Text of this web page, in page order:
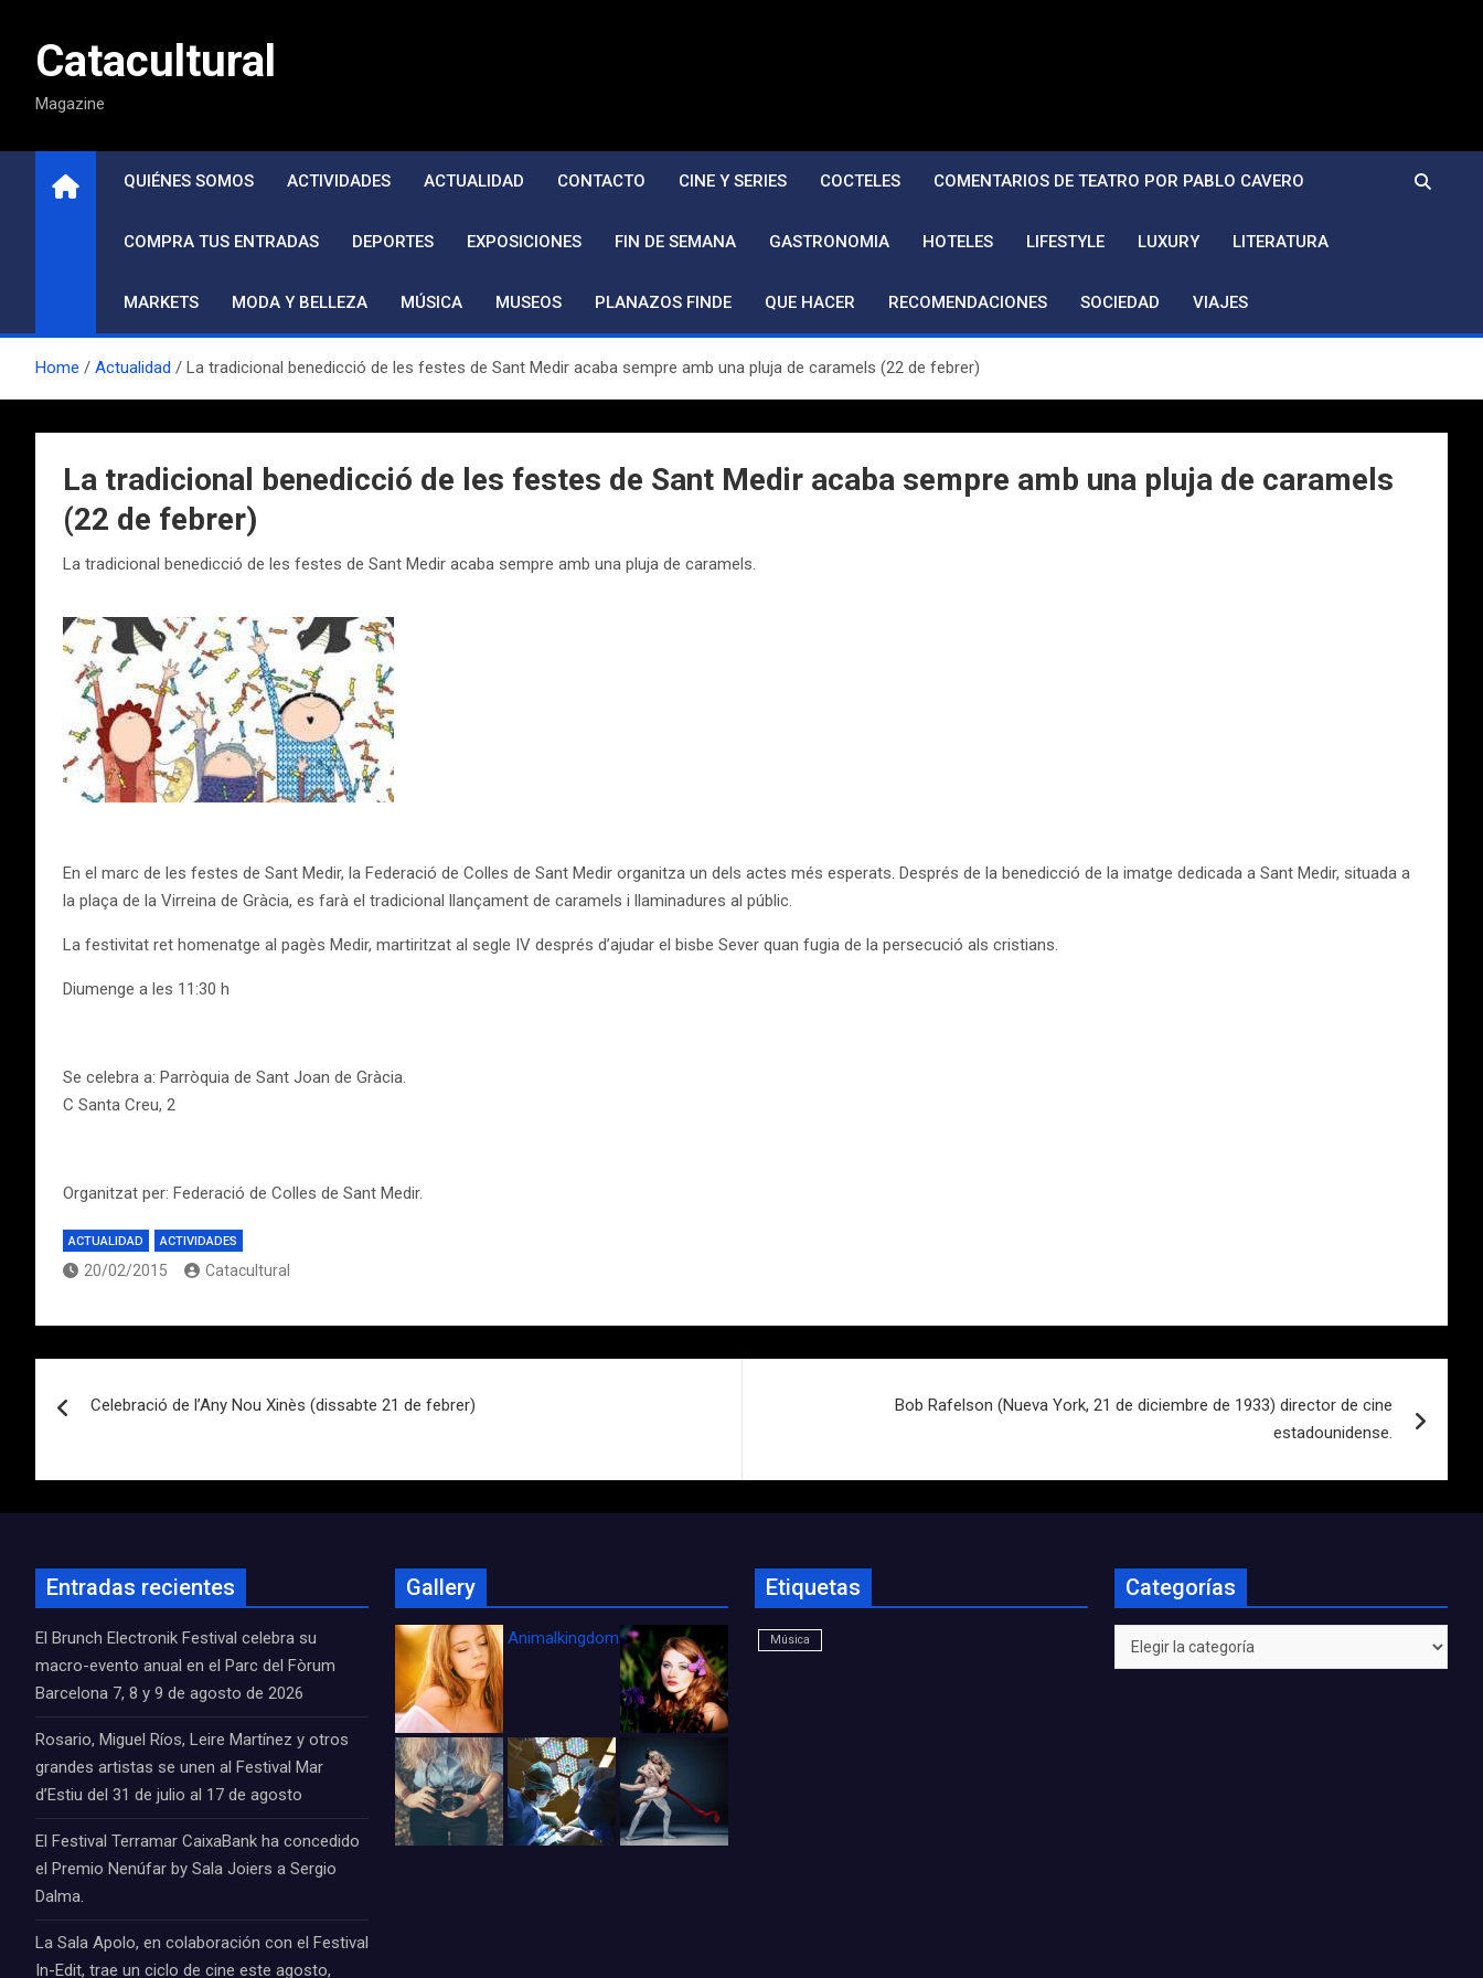
contenidoCatacultural
Magazine
QUIÉNES SOMOS ACTIVIDADES ACTUALIDAD CONTACTO CINE Y SERIES COCTELES COMENTARIOS DE TEATRO POR PABLO CAVERO
COMPRA TUS ENTRADAS DEPORTES EXPOSICIONES FIN DE SEMANA GASTRONOMIA HOTELES LIFESTYLE LUXURY LITERATURA
MARKETS MODA Y BELLEZA MÚSICA MUSEOS PLANAZOS FINDE QUE HACER RECOMENDACIONES SOCIEDAD VIAJES
Home Actualidad La tradicional benedicció de les festes de Sant Medir acaba sempre amb una pluja de caramels (22 de febrer)
La tradicional benedicció de les festes de Sant Medir acaba sempre amb una pluja de caramels
(22 de febrer)
La tradicional benedicció de les festes de Sant Medir acaba sempre amb una pluja de caramels.
En el marc de les festes de Sant Medir, la Federació de Colles de Sant Medir organitza un dels actes més esperats. Després de la benedicció de la imatge dedicada a Sant Medir, situada a
la plaça de la Virreina de Gràcia, es farà el tradicional llançament de caramels i llaminadures al públic.
La festivitat ret homenatge al pagès Medir, martiritzat al segle IV després d’ajudar el bisbe Sever quan fugia de la persecució als cristians.
Diumenge a les 11:30 h
Se celebra a: Parròquia de Sant Joan de Gràcia.
C Santa Creu, 2
Organitzat per: Federació de Colles de Sant Medir.
ACTUALIDAD ACTIVIDADES
20/02/2015 Catacultural
de
entradas
Celebració de l’Any Nou Xinès (dissabte 21 de febrer)
Bob Rafelson (Nueva York, 21 de diciembre de 1933) director de cine
estadounidense.
Entradas recientes
El Brunch Electronik Festival celebra su
macro-evento anual en el Parc del Fòrum
Barcelona 7, 8 y 9 de agosto de 2026
Rosario, Miguel Ríos, Leire Martínez y otros
grandes artistas se unen al Festival Mar
d’Estiu del 31 de julio al 17 de agosto
El Festival Terramar CaixaBank ha concedido
el Premio Nenúfar by Sala Joiers a Sergio
Dalma.
La Sala Apolo, en colaboración con el Festival
In-Edit, trae un ciclo de cine este agosto,
Gallery
Animalkingdom_FichaCine
Etiquetas
Música
Categorías
Categorías